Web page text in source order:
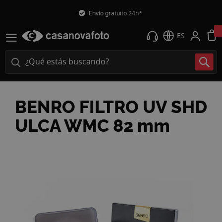
Envío gratuito 24h*
ES
BENRO FILTRO UV SHD
ULCA WMC 82 mm